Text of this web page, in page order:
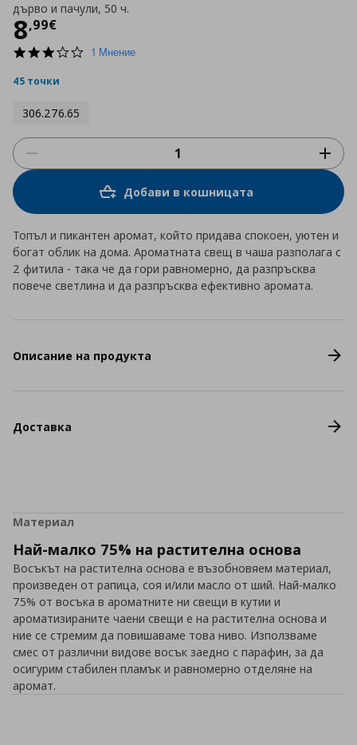
дърво и пачули, 50 ч.
8,99€
Цена
3.01 Мнение
45 точки
306.276.65
Добави в кошницата
Топъл и пикантен аромат, който придава спокоен, уютен и
богат облик на дома. Ароматната свещ в чаша разполага с
2 фитила - така че да гори равномерно, да разпръсква
повече светлина и да разпръсква ефективно аромата.
Описание на продукта
Доставка
Материал
Най-малко 75% на растителна основа
Восъкът на растителна основа е възобновяем материал,
произведен от рапица, соя и/или масло от ший. Най-малко
75% от восъка в ароматните ни свещи в кутии и
ароматизираните чаени свещи е на растителна основа и
ние се стремим да повишаваме това ниво. Използваме
смес от различни видове восък заедно с парафин, за да
осигурим стабилен пламък и равномерно отделяне на
аромат.